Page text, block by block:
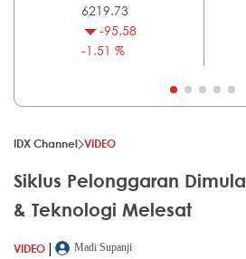
6219.73
-95.58
-1.51 %
IDX Channel VIDEO
Siklus Pelonggaran
& Teknologi Melesat
VIDEO |
Madi Supanji